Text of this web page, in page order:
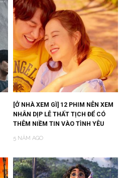
[Ở NHÀ XEM GÌ] 12 PHIM NÊN XEM
NHÂN DỊP LỄ THẤT TỊCH ĐỂ CÓ
THÊM NIỀM TIN VÀO TÌNH YÊU
5 NĂM AGO